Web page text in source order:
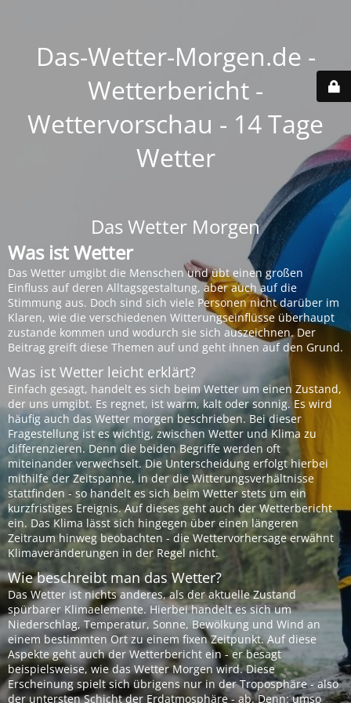
Das-Wetter-Morgen.de -
Wetterbericht -
Wettervorschau - 14 Tage
Wetter
Das Wetter Morgen
Was ist Wetter
Das Wetter umgibt die Menschen und übt einen großen
Einfluss auf deren Alltagsgestaltung, aber auch auf die
Stimmung aus. Doch sind sich viele Personen nicht darüber im
Klaren, wie die verschiedenen Witterungseinflüsse überhaupt
zustande kommen und wodurch sie sich auszeichnen. Der
Beitrag greift diese Themen auf und geht ihnen auf den Grund.
Was ist Wetter leicht erklärt?
Einfach gesagt, handelt es sich beim Wetter um einen Zustand,
der uns umgibt. Es regnet, ist warm, kalt oder sonnig. Es wird
häufig auch das Wetter morgen beschrieben. Bei dieser
Fragestellung ist es wichtig, zwischen Wetter und Klima zu
differenzieren. Denn die beiden Begriffe werden oft
miteinander verwechselt. Die Unterscheidung erfolgt hierbei
mithilfe der Zeitspanne, in der die Witterungsverhältnisse
stattfinden - so handelt es sich beim Wetter stets um ein
kurzfristiges Ereignis. Auf dieses geht auch der Wetterbericht
ein. Das Klima lässt sich hingegen über einen längeren
Zeitraum hinweg beobachten - die Wettervorhersage erwähnt
Klimaveränderungen in der Regel nicht.
Wie beschreibt man das Wetter?
Das Wetter ist nichts anderes, als der aktuelle Zustand
spürbarer Klimaelemente. Hierbei handelt es sich um
Niederschlag, Temperatur, Sonne, Bewölkung und Wind an
einem bestimmten Ort zu einem fixen Zeitpunkt. Auf diese
Aspekte geht auch der Wetterbericht ein - er besagt
beispielsweise, wie das Wetter Morgen wird. Diese
Erscheinung spielt sich übrigens nur in der Troposphäre - also
der untersten Schicht der Erdatmosphäre - ab. Denn: umso